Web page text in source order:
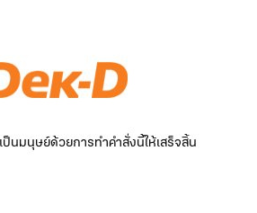
นมนุษย์ด้วยการทำคำสั่งนี้ให้เสร็จสิ้น